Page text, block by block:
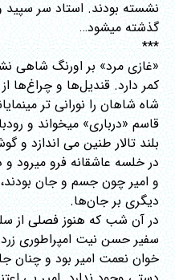
نشسته بودند. استاد سر سپید
گذشته میشود…
***
«غازی مرد» بر اورنگ
کمر دارد. قندیل‌ها و چراغ‌ها
شاه شاهان را نورانی تر
قاسم «درباری» میخواند و
بلند تالار طنین می اندازد و
در خلسه عاشقانه فرو میرود و
و امیر چون جسم و جان
دیگری بر جان‌ها.
در آن شب که هنوز فصلی از
سفیر حسن نیت امپراطوری
خوان نعمت امیر بود و چنان